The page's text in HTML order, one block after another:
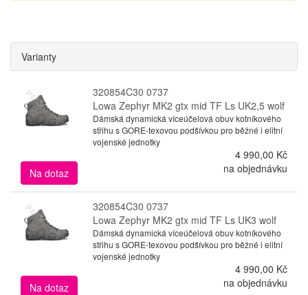
Varianty
320854C30 0737
Lowa Zephyr MK2 gtx mid TF Ls UK2,5 wolf
Dámská dynamická víceúčelová obuv kotníkového
střihu s GORE-texovou podšívkou pro běžné i elitní
vojenské jednotky
4 990,00 Kč
Na dotaz
na objednávku
320854C30 0737
Lowa Zephyr MK2 gtx mid TF Ls UK3 wolf
Dámská dynamická víceúčelová obuv kotníkového
střihu s GORE-texovou podšívkou pro běžné i elitní
vojenské jednotky
4 990,00 Kč
Na dotaz
na objednávku